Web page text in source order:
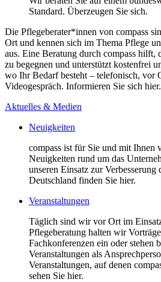
Standard. Überzeugen Sie sich.
Die Pflegeberater*innen von compass
Ort und kennen sich im Thema Pflege
aus. Eine Beratung durch compass hilft,
zu begegnen und unterstützt kostenfrei
wo Ihr Bedarf besteht – telefonisch, vor
Videogespräch. Informieren Sie sich hier.
Aktuelles & Medien
Neuigkeiten
compass ist für Sie und mit Ihnen
Neuigkeiten rund um das
unseren Einsatz zur Verbesserung
Deutschland finden Sie hier.
Veranstaltungen
Täglich sind wir vor Ort im
Pflegeberatung halten wir
Fachkonferenzen ein oder stehen
Veranstaltungen als
Veranstaltungen, auf denen
sehen Sie hier.